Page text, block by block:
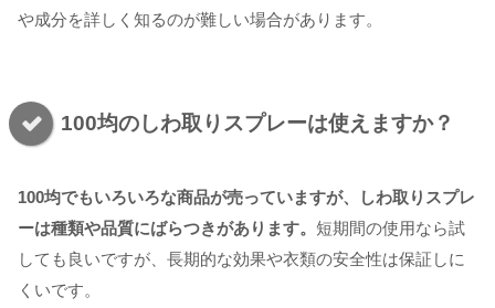
や成分を詳しく知るのが難しい場合があります。
100均のしわ取りスプレーは使えますか？
100均でもいろいろな商品が売っていますが、しわ取りスプレ
ーは種類や品質にばらつきがあります。 短期間の使用なら試
しても良いですが、長期的な効果や衣類の安全性は保証しに
くいです。